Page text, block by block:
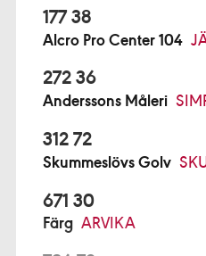
177 38
Alcro Pro Center 104
272 36
Anderssons Måleri
312 72
Skummeslövs Golv
671 30
Färg ARVIKA